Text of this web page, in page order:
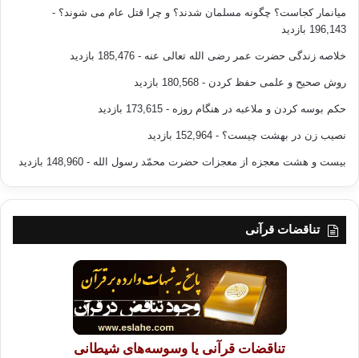
میانمار کجاست؟ چگونه مسلمان شدند؟ و چرا قتل عام می شوند؟ -
196,143 بازدید
خلاصه زندگی حضرت عمر رضی الله تعالی عنه - 185,476 بازدید
روش صحیح و علمی حفظ کردن - 180,568 بازدید
حکم بوسه کردن و ملاعبه در هنگام روزه - 173,615 بازدید
نصیب زن در بهشت چیست؟ - 152,964 بازدید
بیست و هشت معجزه از معجزات حضرت محمّد رسول الله - 148,960 بازدید
تناقضات قرآنی
تناقضات قرآنی یا وسوسه‌های شیطانی